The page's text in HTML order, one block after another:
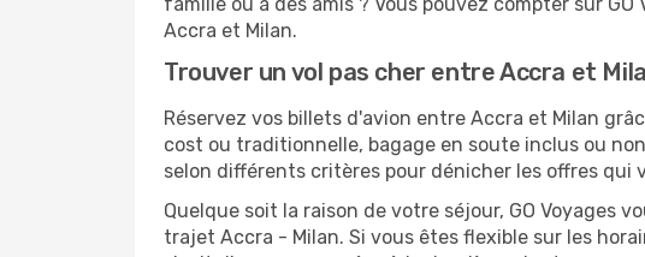
Accra et Milan.
Trouver un vol pas cher entre Accra et
Réservez vos billets d'avion entre Accra et Milan
cost ou traditionnelle, bagage en soute inclus ou
selon différents critères pour dénicher les offres qui
Quelque soit la raison de votre séjour, GO Voyages
trajet Accra - Milan. Si vous êtes flexible sur les